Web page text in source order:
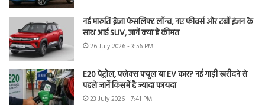
नई मारुति ब्रेजा फेसलिफ्ट लॉन्च, नए फीचर्स और टर्बो इंजन के
साथ आई SUV, जानें क्या है कीमत
26 July 2026 - 3:56 PM
E20 पेट्रोल, फ्लेक्स फ्यूल या EV कार? नई गाड़ी खरीदने से
पहले जानें किसमें है ज्यादा फायदा
23 July 2026 - 7:41 PM